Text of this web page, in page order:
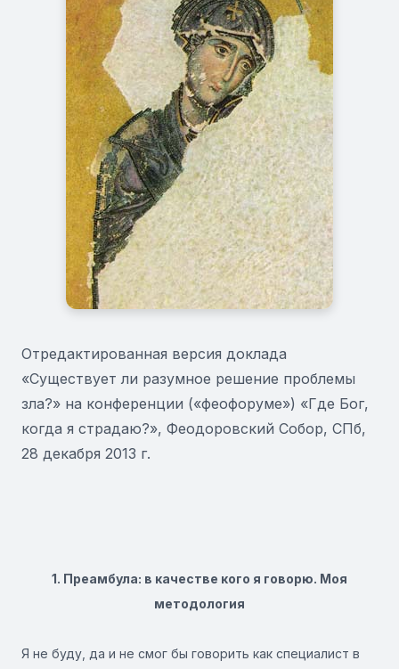
Отредактированная версия доклада
«Существует ли разумное решение проблемы
зла?» на конференции («феофоруме») «Где Бог,
когда я страдаю?», Феодоровский Собор, СПб,
28 декабря 2013 г.
1. Преамбула: в качестве кого я говорю. Моя
методология
Я не буду, да и не смог бы говорить как специалист в